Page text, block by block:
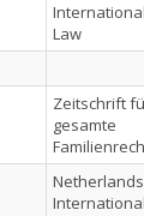
Law
Zeitschrift
gesamte
Netherlands